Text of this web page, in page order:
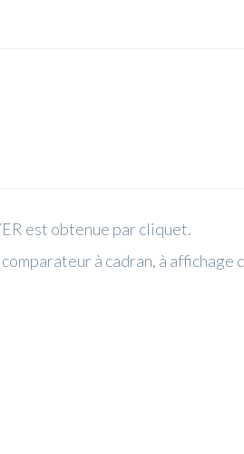
est obtenue par cliquet.
à cadran, à affichage